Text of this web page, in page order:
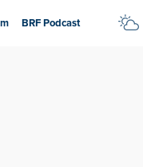
BRF Podcast